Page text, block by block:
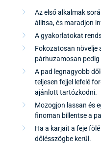
Az első alkalmak
állítsa, és maradjon
A gyakorlatokat
Fokozatosan növelje
párhuzamosan
A pad legnagyobb
teljesen fejjel lefelé
ajánlott tartózkodni.
Mozogjon lassan és
finoman billentse a
Ha a karjait a feje
dőlésszögbe kerül.